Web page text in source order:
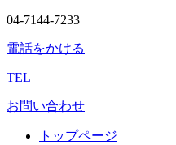
04-7144-7233
電話をかける
TEL
お問い合わせ
トップページ